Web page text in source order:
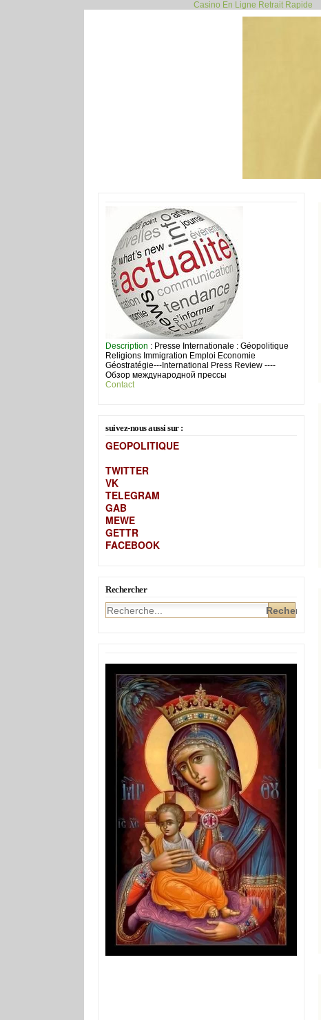
Casino En Ligne Retrait Rapide
Description : Presse Internationale : Géopolitique
Religions Immigration Emploi Economie
Géostratégie---International Press Review ----
Обзор международной прессы
Contact
suivez-nous aussi sur :
GEOPOLITIQUE
TWITTER
VK
TELEGRAM
GAB
MEWE
GETTR
FACEBOOK
Rechercher